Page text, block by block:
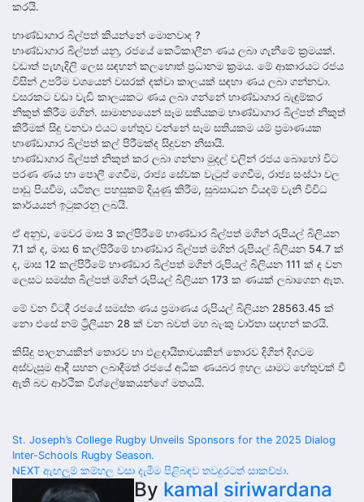
කරයි.
භාණ්ඩාගාර බිල්පත් කියන්නේ මොනවාද ?
භාණ්ඩාගාර බිල්පත් යනු, රජයේ කෙටිකාලීන ණය ලබා ගැනීමේ ක්‍රමයක්.
වඩාත් පැහැදිලි ලෙස සඳහන් කලහොත් ප්‍රධානම ක්‍රමය. මේ ආකාරයට රජය
විසින් උපරිම වශයෙන් වසරක් දක්වා කාලයක් සඳහා ණය ලබා ගන්නවා.
වසරකට වඩා වැඩි කාලයකට ණය ලබා ගන්නේ භාණ්ඩාගාර බැඳුම්කර
නිකුත් කිරීම මගින්. සාමාන්‍යයෙන් සෑම සතියකම භාණ්ඩාගාර බිල්පත් නිකුත්
කිරීමක් සිදු වනවා එයට හේතුව වන්නේ සෑම සතියකම යම් ප්‍රමාණයක
භාණ්ඩාගාර බිල්පත් කල් පිරීමක්ද සිදුවන නිසායි.
භාණ්ඩාගාර බිල්පත් නිකුත් කර ලබා ගන්නා මුදල් වලින් රජය බොහෝ විට
පරණ ණය හා පොලී ගෙවීම, රාජ්‍ය සේවක වැටුප් ගෙවීම, රාජ්‍ය සංස්ථා වල
පාඩු පියවීම, යටිතල පහසුකම් දියුණු කිරීම, සුබසාධන වියදම් වැනි විවිධ
කාර්යයන් ඉටුකරනු ලබයි.
ඒ අනුව, මෙවර මාස 3 කල්පිරීමේ භාණ්ඩාර බිල්පත් මගින් රුපියල් බිලියන
7.1 ක් ද, මාස 6 කල්පිරීමේ භාණ්ඩාර බිල්පත් මගින් රුපියල් බිලියන 54.7 ක්
ද, මාස 12 කල්පිරීමේ භාණ්ඩාර බිල්පත් මගින් රුපියල් බිලියන 111 ක් ද වන
ලෙසට සමස්ත බිල්පත් මගින් රුපියල් බිලියන 173 ක ණයක් ලබාගෙන ඇත.
මේ වන විටදී රජයේ සමස්ත ණය ප්‍රමාණය රුපියල් බිලියන 28563.45 ක්
නො එසේ නම් ට්‍රිලියන 28 ක් වන බවත් මහ බැංකු වාර්තා සඳහන් කරයි.
කිසිදු පාලනයකින් තොරව හා ඵළදායිතාවයකින් තොරව දිගින් දිගටම
අස්වැසුම ආදී සහන ලබාදීමත් රජයේ අධික ණයබර ඉහල යාමට හේතුවක් වී
ඇති බව ආර්ථික විශ්ලේෂකයන්ගේ මතයයි.
Post
navigation
St. Joseph’s College Rugby Unveils Sponsors for the 2025 Dialog
Inter-Schools Rugby Season.
NEXT ඇඟලූම් කම්හල වසා දැමීම පිළිබඳව තවදුරටත් සාකච්ඡා.
By kamal siriwardana